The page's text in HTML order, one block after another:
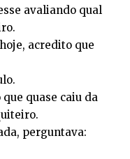
avaliando qual
acredito que
quase caiu da
perguntava: